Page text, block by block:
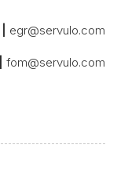
egr@servulo.com
fom@servulo.com